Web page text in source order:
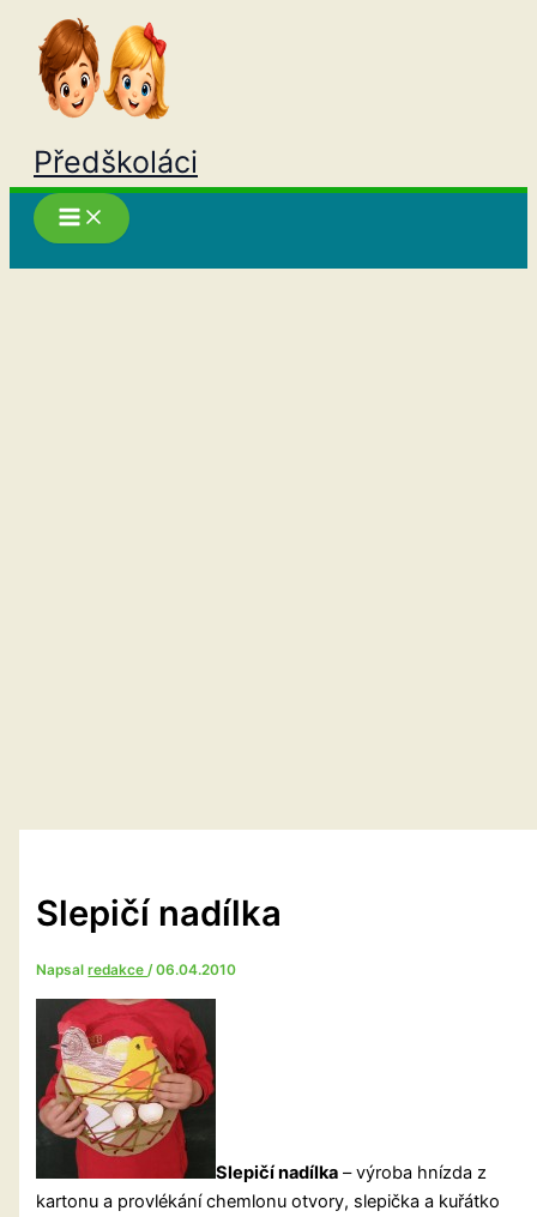
Přeskočit
obsah
Předškoláci
Slepičí nadílka
Napsalredakce/06.04.2010
Slepičí nadílka – výroba hnízda z
kartonu a provlékání chemlonu otvory, slepička a kuřátko